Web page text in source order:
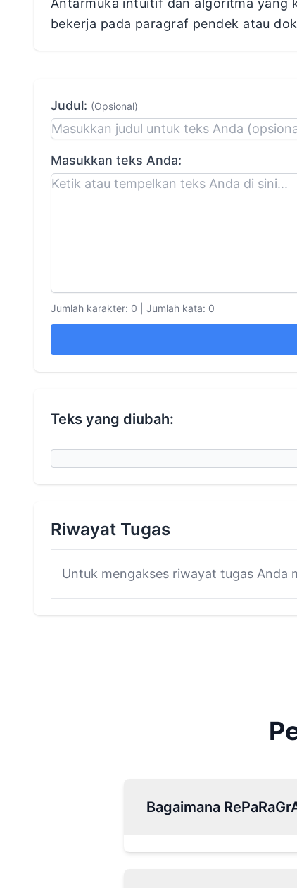
Antarmuka intuitif dan algoritma yang
bekerja pada paragraf pendek atau
Judul: (Opsional)
Masukkan teks Anda:
Jumlah karakter: 0 Jumlah kata: 0
Teks yang diubah:
Riwayat Tugas
Untuk mengakses riwayat tugas Anda
Bagaimana